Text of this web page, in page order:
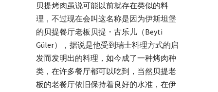
贝提烤肉虽说可能以前就存在类似的料
理，不过现在会叫这名称是因为伊斯坦堡
的贝提餐厅老板贝提・古乐儿（Beyti
Güler），据说是他受到瑞士料理方式的启
发而发明出的料理，如今成了一种烤肉种
类，在许多餐厅都可以吃到，当然贝提老
板的老餐厅依旧保持着良好的水准，在伊